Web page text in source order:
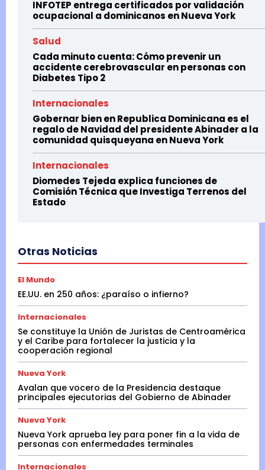
INFOTEP entrega certificados por validación
ocupacional a dominicanos en Nueva York
Salud
Cada minuto cuenta: Cómo prevenir un
accidente cerebrovascular en personas con
Diabetes Tipo 2
Internacionales
Gobernar bien en Republica Dominicana es el
regalo de Navidad del presidente Abinader a la
comunidad quisqueyana en Nueva York
Internacionales
Diomedes Tejeda explica funciones de
Comisión Técnica que Investiga Terrenos del
Estado
Otras Noticias
El Mundo
EE.UU. en 250 años: ¿paraíso o infierno?
Internacionales
Se constituye la Unión de Juristas de Centroamérica
y el Caribe para fortalecer la justicia y la
cooperación regional
Nueva York
Avalan que vocero de la Presidencia destaque
principales ejecutorias del Gobierno de Abinader
Nueva York
Nueva York aprueba ley para poner fin a la vida de
personas con enfermedades terminales
Internacionales